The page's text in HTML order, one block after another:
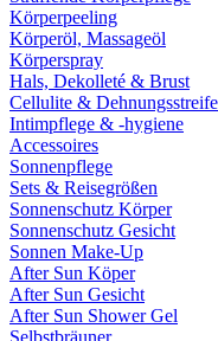
Körperpeeling
Körperöl, Massageöl
Körperspray
Hals, Dekolleté & Brust
Cellulite &
Intimpflege & -hygiene
Accessoires
Sonnenpflege
Sets & Reisegrößen
Sonnenschutz Körper
Sonnenschutz Gesicht
Sonnen Make-Up
After Sun Köper
After Sun Gesicht
After Sun Shower Gel
Selbstbräuner